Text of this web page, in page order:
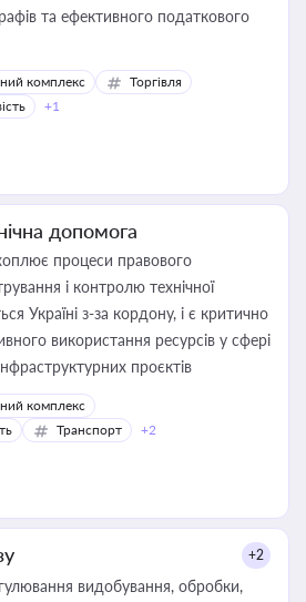
та ефективного податкового
комплекс
Торгівля
+1
допомога
процеси правового
і контролю технічної
Україні з-за кордону, і є критично
використання ресурсів у сфері
проєктів
комплекс
Транспорт +2
+2
видобування, обробки,